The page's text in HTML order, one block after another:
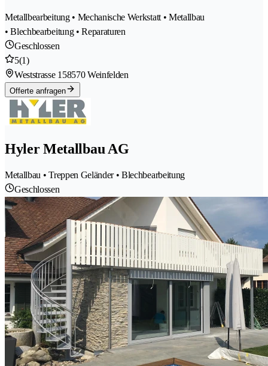
Metallbearbeitung • Mechanische Werkstatt • Metallbau
• Blechbearbeitung • Reparaturen
Geschlossen
5(1)
Weststrasse 158570 Weinfelden
Offerte anfragen
Hyler Metallbau AG
Metallbau • Treppen Geländer • Blechbearbeitung
Geschlossen